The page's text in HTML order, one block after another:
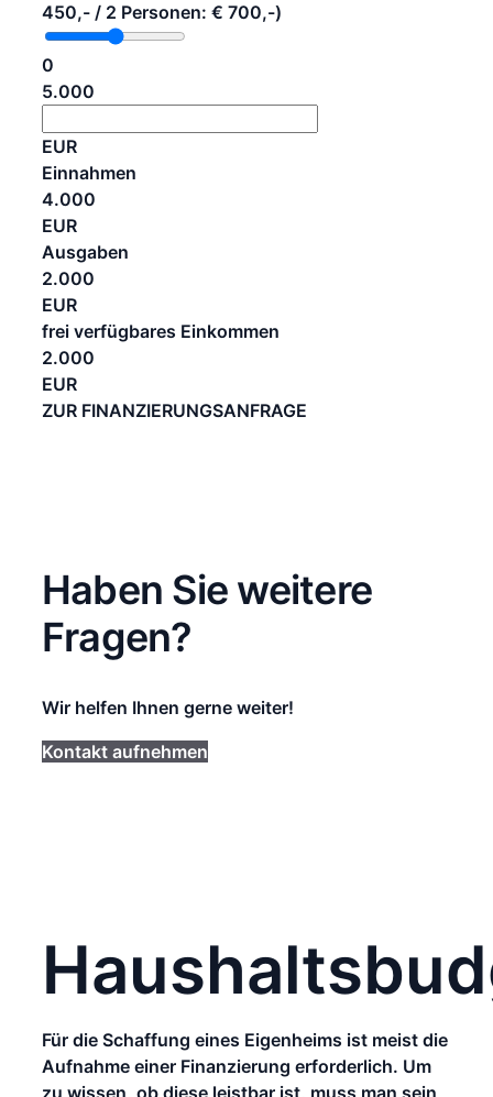
450,- / 2 Personen: € 700,-)
0
5.000
EUR
Einnahmen
4.000
EUR
Ausgaben
2.000
EUR
frei verfügbares Einkommen
2.000
EUR
ZUR FINANZIERUNGSANFRAGE
Haben Sie weitere
Fragen?
Wir helfen Ihnen gerne weiter!
Kontakt aufnehmen
Für die Schaffung eines Eigenheims ist meist die
Aufnahme einer Finanzierung erforderlich. Um
zu wissen, ob diese leistbar ist, muss man sein